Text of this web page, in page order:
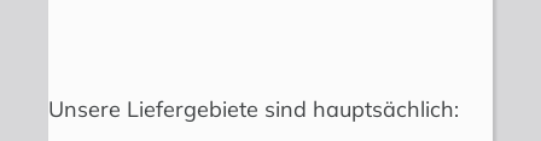
Unsere Liefergebiete sind hauptsächlich: